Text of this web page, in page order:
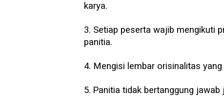
karya.
3. Setiap peserta wajib mengikuti
panitia.
4. Mengisi lembar orisinalitas
5. Panitia tidak bertanggung